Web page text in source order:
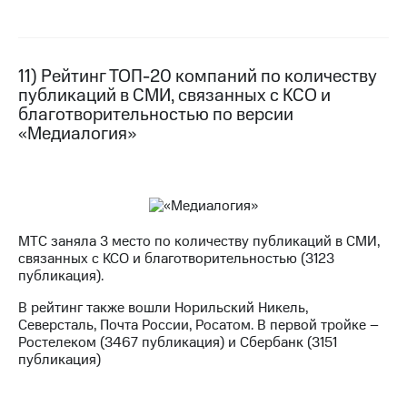
11) Рейтинг ТОП-20 компаний по количеству
публикаций в СМИ, связанных с КСО и
благотворительностью по версии
«Медиалогия»
МТС заняла 3 место по количеству публикаций в СМИ,
связанных с КСО и благотворительностью (3123
публикация).
В рейтинг также вошли Норильский Никель,
Северсталь, Почта России, Росатом. В первой тройке –
Ростелеком (3467 публикация) и Сбербанк (3151
публикация)